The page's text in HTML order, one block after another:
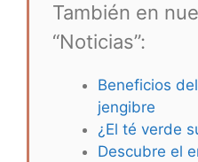
También en
“Noticias”:
Beneficios
jengibre
¿El té verde
Descubre el